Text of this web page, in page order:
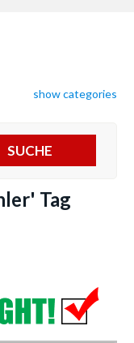
show categories
SUCHE
Tag